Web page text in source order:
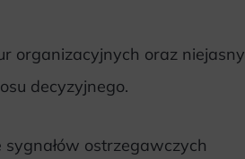
organizacyjnych oraz niejasny
decyzyjnego.
ostrzegawczych